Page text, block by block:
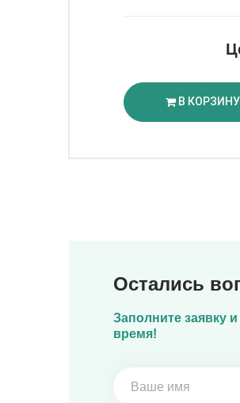
В КОРЗИНУ
Остались
Заполните заявку
время!